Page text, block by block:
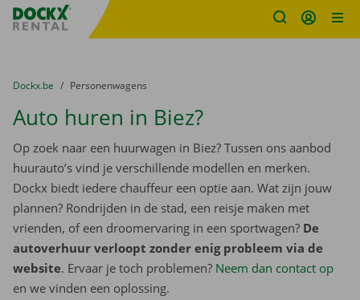
Fratello DEMO
U bevindt zich hier:
van
Dockx.be naar
Personenwagens
Auto huren in Biez?
Op zoek naar een huurwagen in Biez? Tussen ons aanbod
huurauto’s vind je verschillende modellen en merken.
Dockx biedt iedere chauffeur een optie aan. Wat zijn jouw
plannen? Rondrijden in de stad, een reisje maken met
vrienden, of een droomervaring in een sportwagen? De
autoverhuur verloopt zonder enig probleem via de
website. Ervaar je toch problemen? Neem dan contact op
en we vinden een oplossing.